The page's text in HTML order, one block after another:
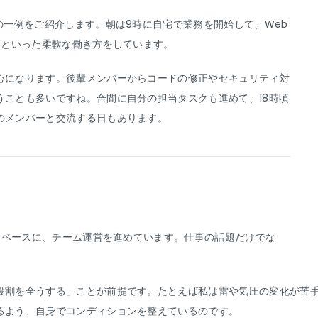
例をご紹介します。朝は9時に自宅で業務を開始して、Web
いった柔軟な働き方をしています。
なります。後輩メンバーからコードの修正やセキュリティ対
とも多いですね。合間に自分の担当タスクも進めて、18時頃
ンバーと交流する日もあります。
ースに、チーム運営を進めています。仕事の話題だけでな
を全うする」ことが前提です。たとえば私は雷や気圧の変化が
う、自身でコンディションを整えているのです。